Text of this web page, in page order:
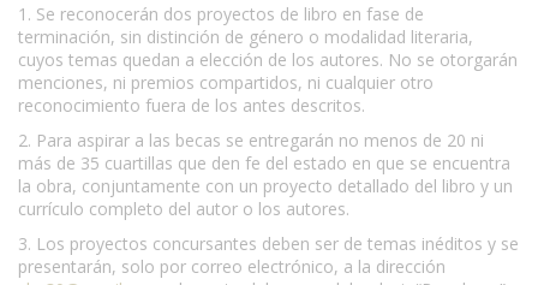
1. Se reconocerán dos proyectos de libro en fase de
terminación, sin distinción de género o modalidad literaria,
cuyos temas quedan a elección de los autores. No se otorgarán
menciones, ni premios compartidos, ni cualquier otro
reconocimiento fuera de los antes descritos.
2. Para aspirar a las becas se entregarán no menos de 20 ni
más de 35 cuartillas que den fe del estado en que se encuentra
la obra, conjuntamente con un proyecto detallado del libro y un
currículo completo del autor o los autores.
3. Los proyectos concursantes deben ser de temas inéditos y se
presentarán, solo por correo electrónico, a la dirección